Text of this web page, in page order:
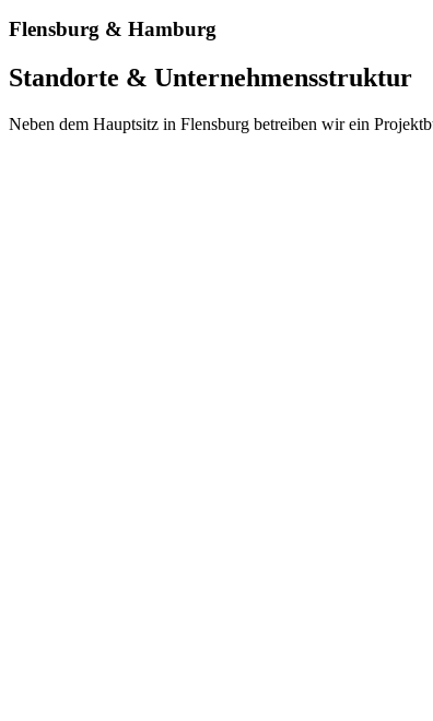
Flensburg & Hamburg
Standorte & Unternehmensstruktur
Neben dem Hauptsitz in Flensburg betreiben wir ein